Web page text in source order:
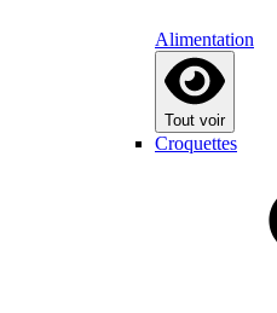
Alimentation
Tout voir
Croquettes